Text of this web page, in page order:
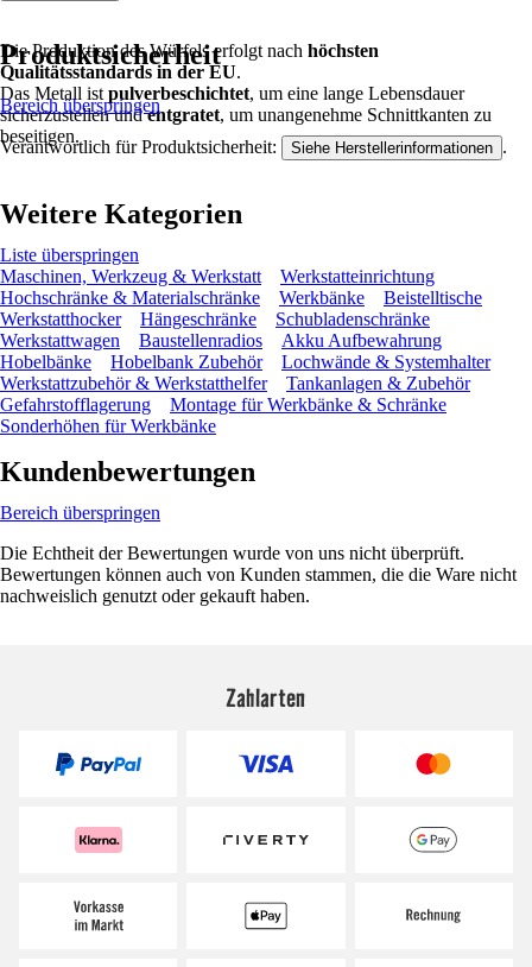
Die Produktion des Würfels erfolgt nach höchsten
Qualitätsstandards in der EU.
Das Metall ist pulverbeschichtet, um eine lange Lebensdauer
sicherzustellen undentgratet, um unangenehme Schnittkanten zu
beseitigen.
Produktsicherheit
Bereich überspringen
Verantwortlich für Produktsicherheit: Siehe Herstellerinformationen .
Weitere Kategorien
Liste überspringen
Maschinen, Werkzeug & Werkstatt
Werkstatteinrichtung
Hochschränke & Materialschränke
Werkbänke
Beistelltische
Werkstatthocker
Hängeschränke
Schubladenschränke
Werkstattwagen
Baustellenradios
Akku Aufbewahrung
Hobelbänke
Hobelbank Zubehör
Lochwände & Systemhalter
Werkstattzubehör & Werkstatthelfer
Tankanlagen & Zubehör
Gefahrstofflagerung
Montage für Werkbänke & Schränke
Sonderhöhen für Werkbänke
Kundenbewertungen
Bereich überspringen
Die Echtheit der Bewertungen wurde von uns nicht überprüft.
Bewertungen können auch von Kunden stammen, die die Ware nicht
nachweislich genutzt oder gekauft haben.
Zahlarten